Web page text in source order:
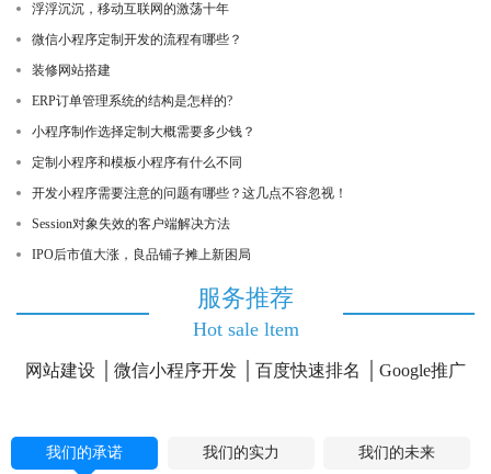
浮浮沉沉，移动互联网的激荡十年
微信小程序定制开发的流程有哪些？
装修网站搭建
ERP订单管理系统的结构是怎样的?
小程序制作选择定制大概需要多少钱？
定制小程序和模板小程序有什么不同
开发小程序需要注意的问题有哪些？这几点不容忽视！
Session对象失效的客户端解决方法
IPO后市值大涨，良品铺子摊上新困局
服务推荐
Hot sale ltem
网站建设 微信小程序开发 百度快速排名 Google推广
我们的承诺 我们的实力 我们的未来